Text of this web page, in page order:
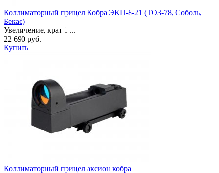
Коллиматорный прицел Кобра ЭКП-8-21 (ТО3-78, Соболь,
Бекас)
Увеличение, крат 1 ...
22 690 руб.
Купить
Коллиматорный прицел аксион кобра